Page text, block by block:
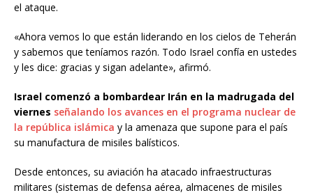
el ataque.
«Ahora vemos lo que están liderando en los cielos de Teherán
y sabemos que teníamos razón. Todo Israel confía en ustedes
y les dice: gracias y sigan adelante», afirmó.
Israel comenzó a bombardear Irán en la madrugada del
viernes señalando los avances en el programa nuclear de
la república islámica y la amenaza que supone para el país
su manufactura de misiles balísticos.
Desde entonces, su aviación ha atacado infraestructuras
militares (sistemas de defensa aérea, almacenes de misiles